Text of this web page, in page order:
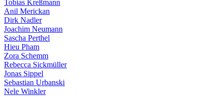
Tobias Kreßmann
Anil Merickan
Dirk Nadler
Joachim Neumann
Sascha Perthel
Hieu Pham
Zora Schemm
Rebecca Sickmüller
Jonas Sippel
Sebastian Urbanski
Nele Winkler